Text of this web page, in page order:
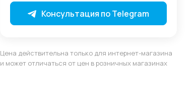
Консультация по Telegram
Цена действительна только для интернет-магазина
и может отличаться от цен в розничных магазинах